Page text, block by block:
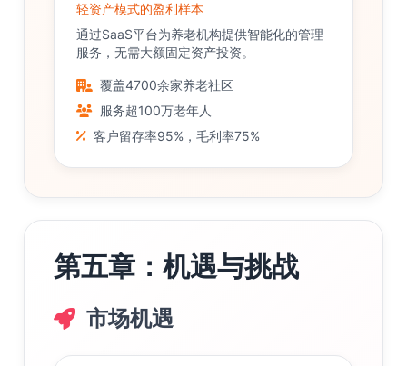
轻资产模式的盈利样本
通过SaaS平台为养老机构提供智能化的管理
服务，无需大额固定资产投资。
覆盖4700余家养老社区
服务超100万老年人
客户留存率95%，毛利率75%
第五章：机遇与挑战
市场机遇